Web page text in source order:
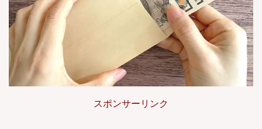
スポンサーリンク